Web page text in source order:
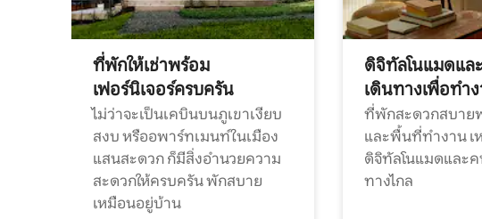
ที่พักให้เช่าพร้อม
เฟอร์นิเจอร์ครบครัน
ไม่ว่าจะเป็นเคบินบนภูเขาเงียบ
สงบ หรืออพาร์ทเมนท์ในเมือง
แสนสะดวก ก็มีสิ่งอำนวยความ
สะดวกให้ครบครัน พักสบาย
เหมือนอยู่บ้าน
ดิจิทัลโนแมดแ
เดินทางเพื่อทำ
ที่พักสะดวกสบาย
และพื้นที่ทำงาน เ
ดิจิทัลโนแมดและ
ทางไกล